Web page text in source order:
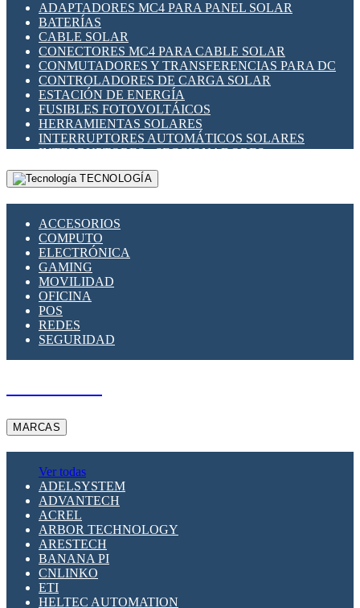
ADAPTADORES MC4 PARA PANEL SOLAR
BATERÍAS
CABLE SOLAR
CONECTORES MC4 PARA CABLE SOLAR
CONMUTADORES Y TRANSFERENCIAS PARA DC
CONTROLADORES DE CARGA SOLAR
ESTACIÓN DE ENERGÍA
FUSIBLES FOTOVOLTÁICOS
HERRAMIENTAS SOLARES
INTERRUPTORES AUTOMÁTICOS SOLARES
INTERRUPTORES - SECCIONADORES
FOTOVOLTÁICOS
MONTAJE PANEL SOLAR
SUPRESOR DE TRANSIENTES SPDS PARA
APLICACIONES FOTOVOLTAICAS
TECNOLOGÍA
ACCESORIOS
COMPUTO
ELECTRÓNICA
GAMING
MOVILIDAD
OFICINA
POS
REDES
SEGURIDAD
MARCAS
Ver todas
ADELSYSTEM
ADVANTECH
ACREL
ARBOR TECHNOLOGY
ARESTECH
BANANA PI
CNLINKO
ETI
HELTEC AUTOMATION